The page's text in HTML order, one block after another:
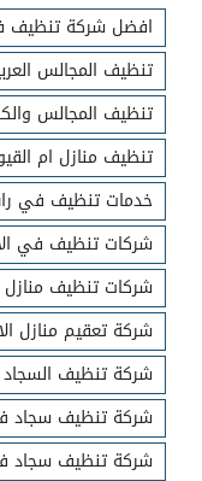
افضل شركة تنظيف
تنظيف المجالس
تنظيف المجالس
تنظيف منازل ام
خدمات تنظيف في
شركات تنظيف في
شركات تنظيف
شركة تعقيم منازل
شركة تنظيف
شركة تنظيف سجاد
شركة تنظيف سجاد